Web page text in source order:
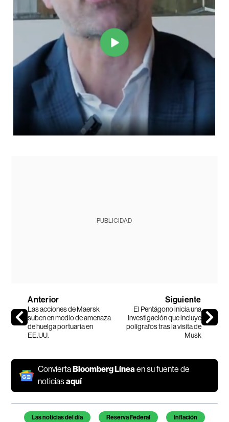
PUBLICIDAD
Anterior
Las acciones de Maersk
suben en medio de amenaza
de huelga portuaria en
EE.UU.
Siguiente
El Pentágono inicia una
investigación que incluye
polígrafos tras la visita de
Musk
ConviertaBloomberg Líneaen su fuente de
noticiasaquí
Temas de este artículo
Las noticias del día Reserva Federal Inflación